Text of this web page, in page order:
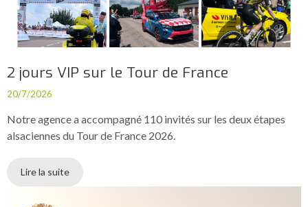
2 jours VIP sur le Tour de France
20/7/2026
Notre agence a accompagné 110 invités sur les deux étapes
alsaciennes du Tour de France 2026.
Lire la suite